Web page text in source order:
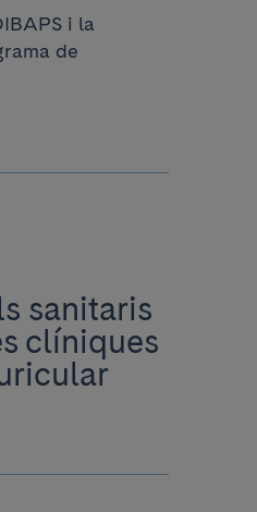
i la
de
sanitaris
clíniques